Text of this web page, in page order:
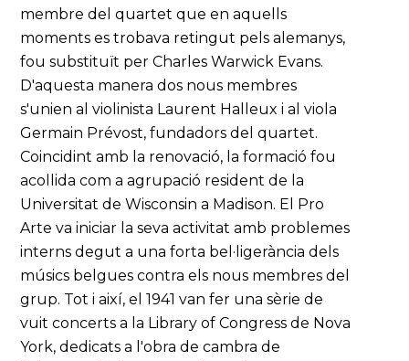
membre del quartet que en aquells
moments es trobava retingut pels alemanys,
fou substituït per Charles Warwick Evans.
D'aquesta manera dos nous membres
s'unien al violinista Laurent Halleux i al viola
Germain Prévost, fundadors del quartet.
Coincidint amb la renovació, la formació fou
acollida com a agrupació resident de la
Universitat de Wisconsin a Madison. El Pro
Arte va iniciar la seva activitat amb problemes
interns degut a una forta bel·ligerància dels
músics belgues contra els nous membres del
grup. Tot i així, el 1941 van fer una sèrie de
vuit concerts a la Library of Congress de Nova
York, dedicats a l'obra de cambra de